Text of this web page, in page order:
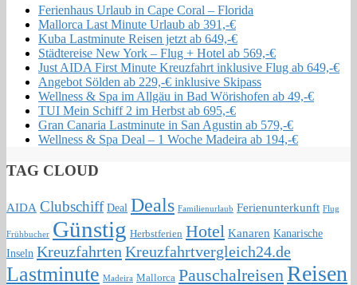
Ferienhaus Urlaub in Cape Coral – Florida
Mallorca Last Minute Urlaub ab 391,-€
Kuba Lastminute Reisen jetzt ab 649,-€
Städtereise New York – Flug + Hotel ab 569,-€
Just AIDA First Minute Kreuzfahrt inklusive Flug ab 649,-€
Angebot Sölden ab 229,-€ inklusive Skipass
Wellness & Spa im Allgäu in Bad Wörishofen ab 49,-€
TUI Mein Schiff 2 im Herbst ab 695,-€
Gran Canaria Lastminute in San Agustin ab 579,-€
Wellness & Spa Deal – 1 Woche Madeira ab 194,-€
TAG CLOUD
AIDA Clubschiff Deal Deals Familienurlaub Ferienunterkunft Flug
Frühbucher Günstig Herbstferien Hotel Kanaren Kanarische
Inseln Kreuzfahrten Kreuzfahrtvergleich24.de
Lastminute Madeira Mallorca Pauschalreisen Reisen